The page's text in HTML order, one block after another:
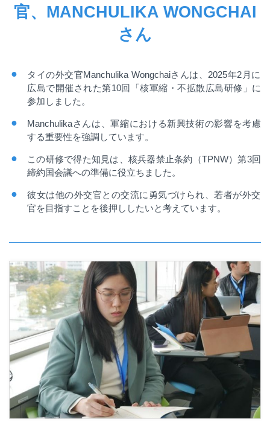
官、MANCHULIKA WONGCHAI
さん
タイの外交官Manchulika Wongchaiさんは、 2025年2 月に
広島で開催された第10回「核軍縮・不拡散広島研修」に
参加しました。
Manchulikaさんは、軍縮における新興技術の影響を考慮
する重要性を強調しています。
この研修で得た知見は、核兵器禁止条約（TPNW）第3回
締約国会議への準備に役立ちました。
彼女は他の外交官との交流に勇気づけられ、若者が外交
官を目指すことを後押ししたいと考えています。